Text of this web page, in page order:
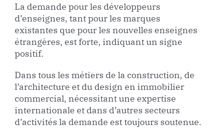
La demande pour les développeurs
d’enseignes, tant pour les marques
existantes que pour les nouvelles enseignes
étrangères, est forte, indiquant un signe
positif.
Dans tous les métiers de la construction, de
l’architecture et du design en immobilier
commercial, nécessitant une expertise
internationale et dans d’autres secteurs
d’activités la demande est toujours soutenue.